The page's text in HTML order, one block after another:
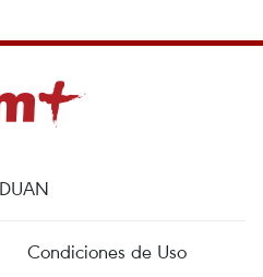
Condiciones de Uso